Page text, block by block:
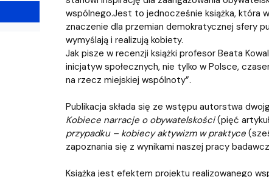
wspólnego.Jest to jednocześnie książka, która
znaczenie dla przemian demokratycznej sfery
wymyślają i realizują kobiety.
Jak pisze w recenzji książki profesor Beata
inicjatyw społecznych, nie tylko w Polsce,
na rzecz miejskiej wspólnoty”.
Publikacja składa się ze wstępu autorstwa
Kobiece narracje o obywatelskości(pięć
przypadku – kobiecy aktywizm w praktyce
zapoznania się z wynikami naszej pracy
Książka jest efektem projektu realizowanego